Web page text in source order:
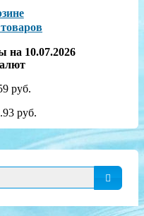
на 10.07.2026
руб.
руб.